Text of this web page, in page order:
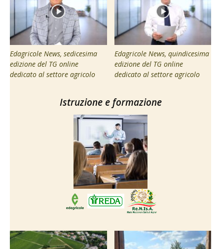
Edagricole News, sedicesima
edizione del TG online
dedicato al settore agricolo
Edagricole News, quindicesima
edizione del TG online
dedicato al settore agricolo
Istruzione e formazione